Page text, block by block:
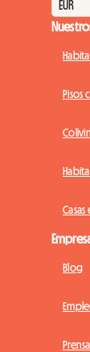
Pisos
Casas
Blog
Prensa